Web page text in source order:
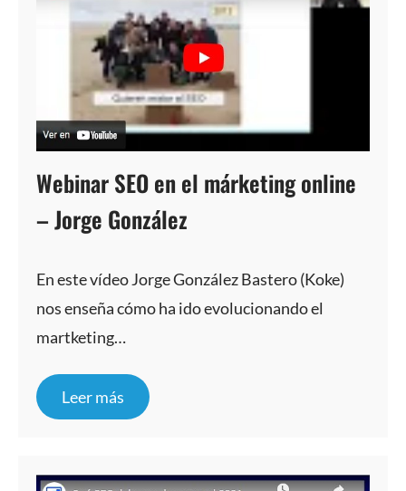
Webinar SEO en el márketing online
– Jorge González
En este vídeo Jorge González Bastero (Koke)
nos enseña cómo ha ido evolucionando el
martketing…
Leer más